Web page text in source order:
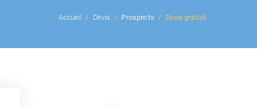
Accueil Devis Prospects Devis gratuit